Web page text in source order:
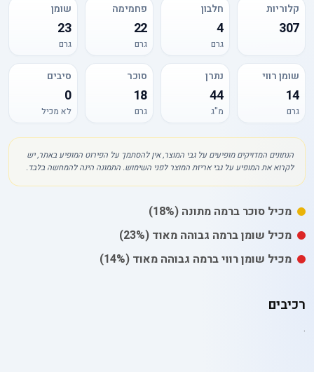
קלוריות
307
חלבון
4
גרם
פחמימה
22
גרם
שומן
23
גרם
שומן רווי
14
גרם
נתרן
44
מ"ג
סוכר
18
גרם
סיבים
0
לא מכיל
הנתונים המדויקים מופיעים על גבי המוצר, אין להסתמך על הפירוט המופיע באתר, יש
לקרוא את המופיע על גבי אריזת המוצר לפני השימוש. התמונה הינה להמחשה בלבד.
מכיל סוכר ברמה מתונה (18%)
מכיל שומןברמה גבוהה מאוד (23%)
מכיל שומן רוויברמה גבוהה מאוד (14%)
רכיבים
.